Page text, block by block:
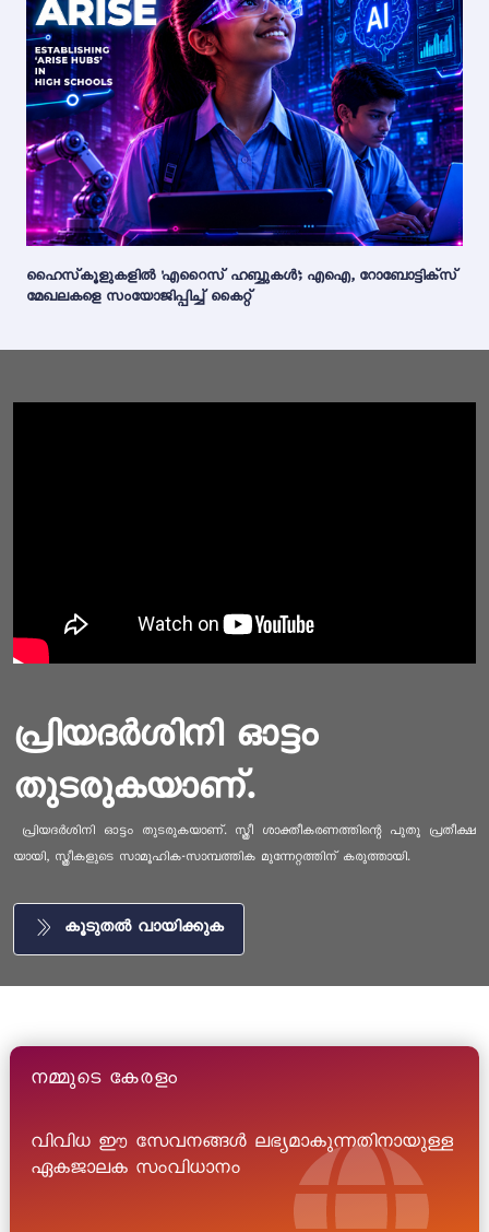
ഹൈസ്‌കൂളുകളിൽ 'എറൈസ് ഹബ്ബുകൾ'; എഐ, റോബോട്ടിക്സ്
മേഖലകളെ സംയോജിപ്പിച്ച് കൈറ്റ്
പ്രിയദർശിനി ഓട്ടം
തുടരുകയാണ്.
പ്രിയദർശിനി ഓട്ടം തുടരുകയാണ്. സ്ത്രീ ശാക്തീകരണത്തിന്റെ പുതു പ്രതീക്ഷ
യായി, സ്ത്രീകളുടെ സാമൂഹിക-സാമ്പത്തിക മുന്നേറ്റത്തിന് കരുത്തായി.
കൂടുതൽ വായിക്കുക
നമ്മുടെ കേരളം
വിവിധ ഈ സേവനങ്ങൾ ലഭ്യമാകുന്നതിനായുള്ള
ഏകജാലക സംവിധാനം